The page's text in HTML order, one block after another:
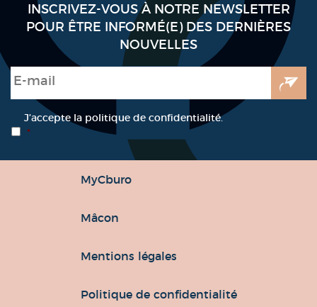
INSCRIVEZ-VOUS À NOTRE NEWSLETTER
POUR ÊTRE INFORMÉ(E) DES DERNIÈRES
NOUVELLES
E-mail
RGPD *
J’accepte la politique de confidentialité.
*
MyCburo
Mâcon
Mentions légales
Politique de confidentialité